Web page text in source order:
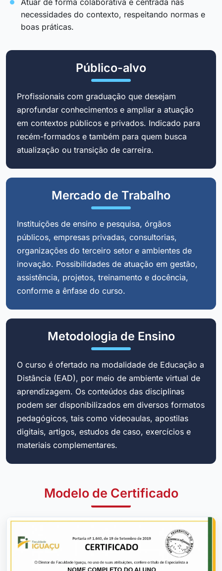
necessidades do contexto, respeitando normas e
boas práticas.
Público-alvo
Profissionais com graduação que desejam
aprofundar conhecimentos e ampliar a atuação
em contextos públicos e privados. Indicado para
recém-formados e também para quem busca
atualização ou transição de carreira.
Mercado de Trabalho
Instituições de ensino e pesquisa, órgãos
públicos, empresas privadas, consultorias,
organizações do terceiro setor e ambientes de
inovação. Possibilidades de atuação em gestão,
assistência, projetos, treinamento e docência,
conforme a ênfase do curso.
Metodologia de Ensino
O curso é ofertado na modalidade de Educação a
Distância (EAD), por meio de ambiente virtual de
aprendizagem. Os conteúdos das disciplinas
podem ser disponibilizados em diversos formatos
pedagógicos, tais como videoaulas, apostilas
digitais, artigos, estudos de caso, exercícios e
materiais complementares.
Modelo de Certificado